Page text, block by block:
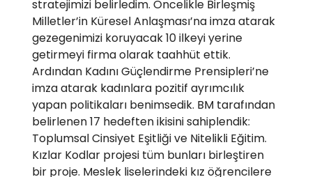
stratejimizi belirledim. Öncelikle Birleşmiş
Milletler’in Küresel Anlaşması’na imza atarak
gezegenimizi koruyacak 10 ilkeyi yerine
getirmeyi firma olarak taahhüt ettik.
Ardından Kadını Güçlendirme Prensipleri’ne
imza atarak kadınlara pozitif ayrımcılık
yapan politikaları benimsedik. BM tarafından
belirlenen 17 hedeften ikisini sahiplendik:
Toplumsal Cinsiyet Eşitliği ve Nitelikli Eğitim.
Kızlar Kodlar projesi tüm bunları birleştiren
bir proje. Meslek liselerindeki kız öğrencilere